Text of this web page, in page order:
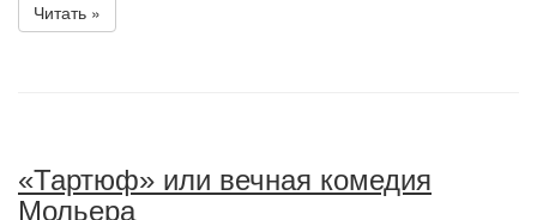
Читать »
«Тартюф» или вечная комедия
Мольера